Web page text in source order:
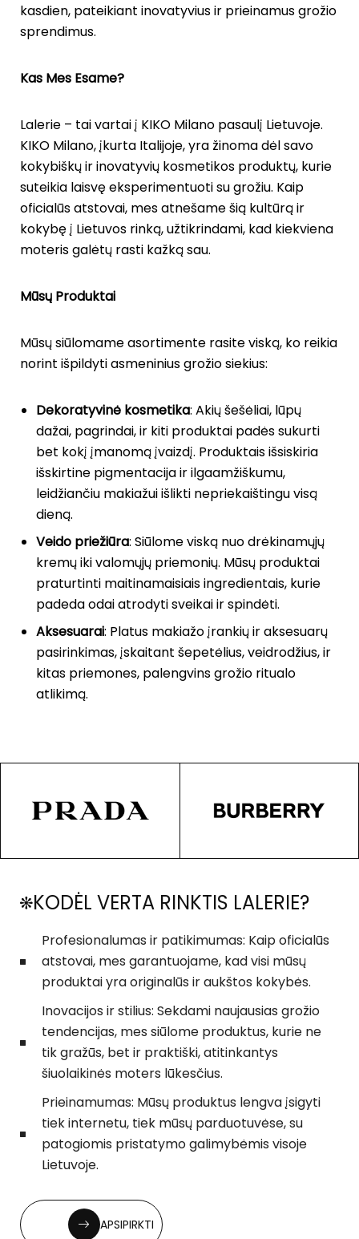
kasdien, pateikiant inovatyvius ir prieinamus grožio
sprendimus.
Kas Mes Esame?
Lalerie – tai vartai į KIKO Milano pasaulį Lietuvoje.
KIKO Milano, įkurta Italijoje, yra žinoma dėl savo
kokybiškų ir inovatyvių kosmetikos produktų, kurie
suteikia laisvę eksperimentuoti su grožiu. Kaip
oficialūs atstovai, mes atnešame šią kultūrą ir
kokybę į Lietuvos rinką, užtikrindami, kad kiekviena
moteris galėtų rasti kažką sau.
Mūsų Produktai
Mūsų siūlomame asortimente rasite viską, ko reikia
norint išpildyti asmeninius grožio siekius:
Dekoratyvinė kosmetika: Akių šešėliai, lūpų
dažai, pagrindai, ir kiti produktai padės sukurti
bet kokį įmanomą įvaizdį. Produktais išsiskiria
išskirtine pigmentacija ir ilgaamžiškumu,
leidžiančiu makiažui išlikti nepriekaištingu visą
dieną.
Veido priežiūra: Siūlome viską nuo drėkinamųjų
kremų iki valomųjų priemonių. Mūsų produktai
praturtinti maitinamaisiais ingredientais, kurie
padeda odai atrodyti sveikai ir spindėti.
Aksesuarai: Platus makiažo įrankių ir aksesuarų
pasirinkimas, įskaitant šepetėlius, veidrodžius, ir
kitas priemones, palengvins grožio ritualo
atlikimą.
KODĖL VERTA RINKTIS LALERIE?
Profesionalumas ir patikimumas: Kaip oficialūs
atstovai, mes garantuojame, kad visi mūsų
produktai yra originalūs ir aukštos kokybės.
Inovacijos ir stilius: Sekdami naujausias grožio
tendencijas, mes siūlome produktus, kurie ne
tik gražūs, bet ir praktiški, atitinkantys
šiuolaikinės moters lūkesčius.
Prieinamumas: Mūsų produktus lengva įsigyti
tiek internetu, tiek mūsų parduotuvėse, su
patogiomis pristatymo galimybėmis visoje
Lietuvoje.
APSIPIRKTI